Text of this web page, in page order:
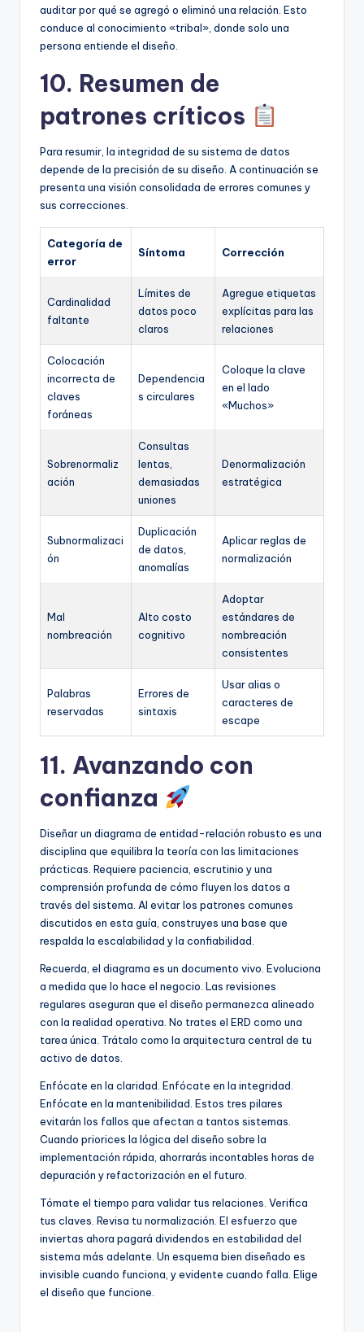
auditar por qué se agregó o eliminó una relación. Esto
conduce al conocimiento «tribal», donde solo una
persona entiende el diseño.
10. Resumen de
patrones críticos
Para resumir, la integridad de su sistema de datos
depende de la precisión de su diseño. A continuación se
presenta una visión consolidada de errores comunes y
sus correcciones.
Categoría de
error
Síntoma Corrección
Cardinalidad
faltante
Límites de
datos poco
claros
Agregue etiquetas
explícitas para las
relaciones
Colocación
incorrecta de
claves
foráneas
Dependencia
s circulares
Coloque la clave
en el lado
«Muchos»
Sobrenormaliz
ación
Consultas
lentas,
demasiadas
uniones
Denormalización
estratégica
Subnormalizaci
ón
Duplicación
de datos,
anomalías
Aplicar reglas de
normalización
Mal
nombreación
Alto costo
cognitivo
Adoptar
estándares de
nombreación
consistentes
Palabras
reservadas
Errores de
sintaxis
Usar alias o
caracteres de
escape
11. Avanzando con
confianza
Diseñar un diagrama de entidad-relación robusto es una
disciplina que equilibra la teoría con las limitaciones
prácticas. Requiere paciencia, escrutinio y una
comprensión profunda de cómo fluyen los datos a
través del sistema. Al evitar los patrones comunes
discutidos en esta guía, construyes una base que
respalda la escalabilidad y la confiabilidad.
Recuerda, el diagrama es un documento vivo. Evoluciona
a medida que lo hace el negocio. Las revisiones
regulares aseguran que el diseño permanezca alineado
con la realidad operativa. No trates el ERD como una
tarea única. Trátalo como la arquitectura central de tu
activo de datos.
Enfócate en la claridad. Enfócate en la integridad.
Enfócate en la mantenibilidad. Estos tres pilares
evitarán los fallos que afectan a tantos sistemas.
Cuando priorices la lógica del diseño sobre la
implementación rápida, ahorrarás incontables horas de
depuración y refactorización en el futuro.
Tómate el tiempo para validar tus relaciones. Verifica
tus claves. Revisa tu normalización. El esfuerzo que
inviertas ahora pagará dividendos en estabilidad del
sistema más adelante. Un esquema bien diseñado es
invisible cuando funciona, y evidente cuando falla. Elige
el diseño que funcione.